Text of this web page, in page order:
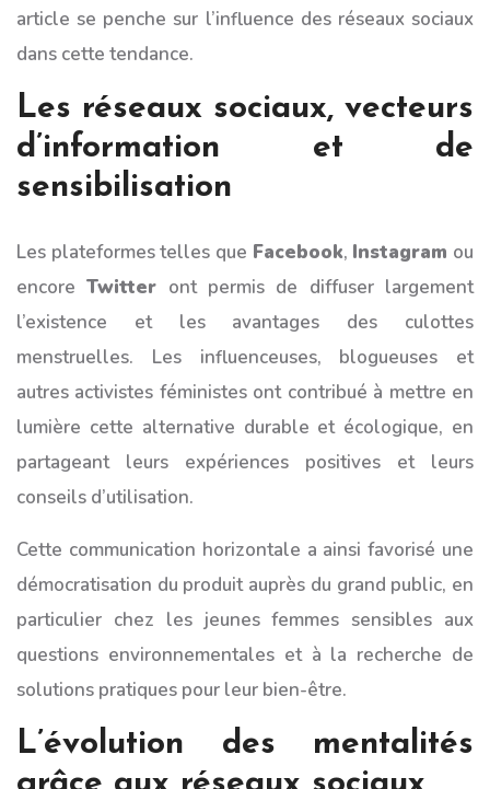
article se penche sur l’influence des réseaux sociaux
dans cette tendance.
Les réseaux sociaux, vecteurs
d’information et de
sensibilisation
Les plateformes telles que Facebook, Instagram ou
encoreTwitter ont permis de diffuser largement
l’existence et les avantages des culottes
menstruelles. Les influenceuses, blogueuses et
autres activistes féministes ont contribué à mettre en
lumière cette alternative durable et écologique, en
partageant leurs expériences positives et leurs
conseils d’utilisation.
Cette communication horizontale a ainsi favorisé une
démocratisation du produit auprès du grand public, en
particulier chez les jeunes femmes sensibles aux
questions environnementales et à la recherche de
solutions pratiques pour leur bien-être.
L’évolution des mentalités